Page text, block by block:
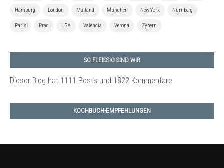
Hamburg London Mailand München New York Nürnberg
Paris Prag USA Valencia Verona Zypern
SO FLEISSIG SIND WIR
Dieser Blog hat 1111 Posts und 1822 Kommentare
KOCHBUCH-EMPFEHLUNGEN